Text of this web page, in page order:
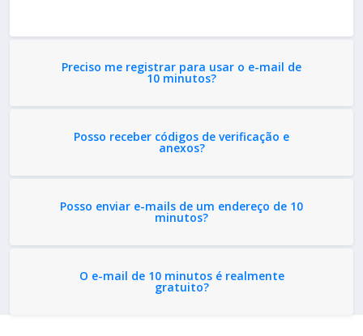
Preciso me registrar para usar o e-mail de
10 minutos?
Posso receber códigos de verificação e
anexos?
Posso enviar e-mails de um endereço de 10
minutos?
O e-mail de 10 minutos é realmente
gratuito?